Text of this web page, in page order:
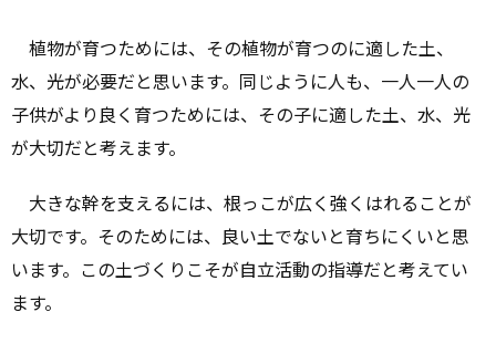
植物が育つためには、その植物が育つのに適した土、
水、光が必要だと思います。同じように人も、一人一人の
子供がより良く育つためには、その子に適した土、水、光
が大切だと考えます。
大きな幹を支えるには、根っこが広く強くはれることが
大切です。そのためには、良い土でないと育ちにくいと思
います。この土づくりこそが自立活動の指導だと考えてい
ます。